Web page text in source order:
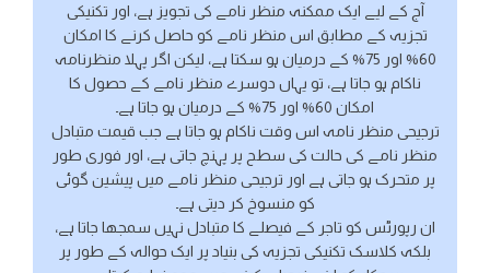
آج کے لیے ایک ممکنہ منظر نامے کی تجویز ہے، اور تکنیکی
تجزیہ کے مطابق اس منظر نامے کو حاصل کرنے کا امکان
60% اور 75% کے درمیان ہو سکتا ہے، لیکن اگر پہلا منظرنامہ
ناکام ہو جاتا ہے، تو یہاں دوسرے منظر نامے کے حصول کا
امکان 60% اور 75% کے درمیان ہو جاتا ہے۔
ترجیحی منظر نامہ اس وقت ناکام ہو جاتا ہے جب قیمت متبادل
منظر نامے کی حالت کی سطح پر پہنچ جاتی ہے، اور فوری طور
پر متحرک ہو جاتی ہے اور ترجیحی منظر نامے میں پیشین گوئی
کو منسوخ کر دیتی ہے۔
ان رپورٹس کو تاجر کے فیصلے کا متبادل نہیں سمجھا جاتا ہے،
بلکہ کلاسک تکنیکی تجزیہ کی بنیاد پر ایک حوالہ کے طور پر